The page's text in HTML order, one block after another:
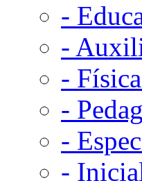
-
-
-
-
-
-